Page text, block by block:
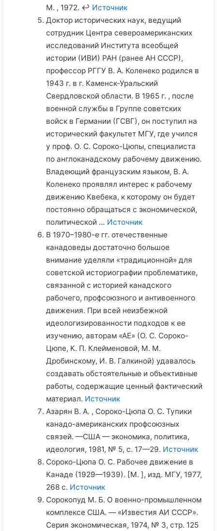
М. , 1972. ↩ Источник
Доктор исторических наук, ведущий
сотрудник Центра североамериканских
исследований Института всеобщей
истории (ИВИ) РАН (ранее АН СССР),
профессор РГГУ В. А. Коленеко родился в
1943 г. в г. Каменск-Уральский
Свердловской области. В 1965 г. , после
военной службы в Группе советских
войск в Германии (ГСВГ), он поступил на
исторический факультет МГУ, где учился
у проф. О. С. Сороко-Цюпы, специалиста
по англоканадскому рабочему движению.
Владеющий французским языком, В. А.
Коленеко проявлял интерес к рабочему
движению Квебека, к которому он будет
постоянно обращаться с экономической,
политической … Источник
В 1970–1980-е гг. отечественные
канадоведы достаточно большое
внимание уделяли «традиционной» для
советской историографии проблематике,
связанной с историей канадского
рабочего, профсоюзного и антивоенного
движения. При всей неизбежной
идеологизированности подходов к ее
изучению, авторам «АЕ» (О. С. Сороко-
Цюпе, К. П. Клейменовой, М. М.
Дробинскому, И. В. Галкиной) удавалось
создавать обстоятельные и объективные
работы, содержащие ценный фактический
материал. Источник
Азарян В. А. , Сороко-Цюпа О. С. Тупики
канадо-американских профсоюзных
связей. —США — экономика, политика,
идеология, 1981, № 5, с. 17—29. Источник
Сороко-Цюпа О. С. Рабочее движение в
Канаде (1929—1939). [М. ], изд. МГУ, 1977,
268 с. Источник
Сорокопуд М. Б. О военно-промышленном
комплексе США. — «Известия АИ СССР».
Серия экономическая, 1974, № 3, стр. 125